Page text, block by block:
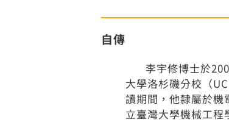
自傳
李宇修博士於
大學洛杉磯分校（
讀期間，他隸屬於
立臺灣大學機械工程